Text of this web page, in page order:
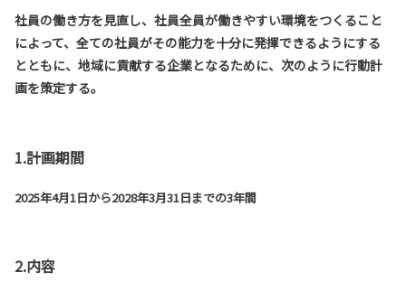
社員の働き方を見直し、社員全員が働きやすい環境をつくること
によって、全ての社員がその能力を十分に発揮できるようにする
とともに、地域に貢献する企業となるために、次のように行動計
画を策定する。
1.計画期間
2025年4月1日から2028年3月31日までの3年間
2.内容